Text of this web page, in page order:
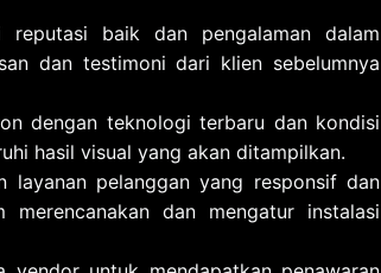
reputasi baik dan pengalaman dalam
dan testimoni dari klien sebelumnya
dengan teknologi terbaru dan kondisi
hasil visual yang akan ditampilkan.
layanan pelanggan yang responsif dan
dan mengatur instalasi